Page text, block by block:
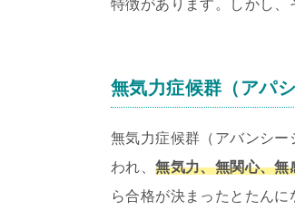
特徴があります。しかし、
無気力症候群（アパ
無気力症候群（アバンシ
われ、無気力、無関心、無
ら合格が決まったとたんに